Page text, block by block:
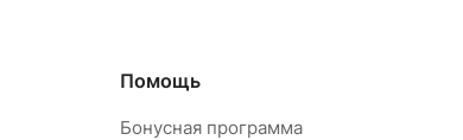
Помощь
Бонусная программа